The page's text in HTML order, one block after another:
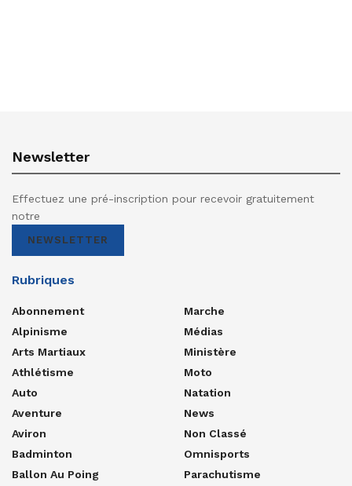
Newsletter
Effectuez une pré-inscription pour recevoir gratuitement
notre
NEWSLETTER
Rubriques
Abonnement
Alpinisme
Arts Martiaux
Athlétisme
Auto
Aventure
Aviron
Badminton
Ballon Au Poing
Marche
Médias
Ministère
Moto
Natation
News
Non Classé
Omnisports
Parachutisme